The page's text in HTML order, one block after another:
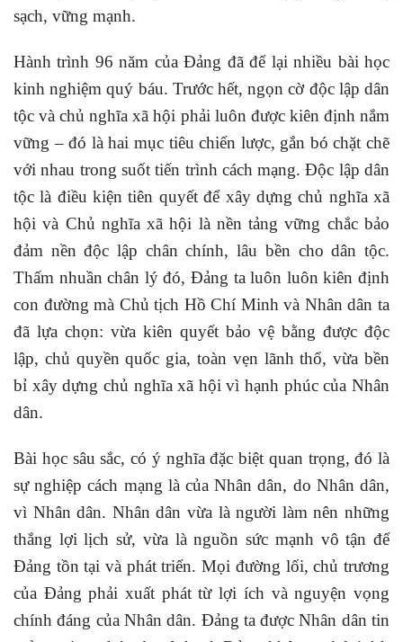
sạch, vững mạnh.
Hành trình 96 năm của Đảng đã để lại nhiều bài học
kinh nghiệm quý báu. Trước hết, ngọn cờ độc lập dân
tộc và chủ nghĩa xã hội phải luôn được kiên định nắm
vững – đó là hai mục tiêu chiến lược, gắn bó chặt chẽ
với nhau trong suốt tiến trình cách mạng. Độc lập dân
tộc là điều kiện tiên quyết để xây dựng chủ nghĩa xã
hội và Chủ nghĩa xã hội là nền tảng vững chắc bảo
đảm nền độc lập chân chính, lâu bền cho dân tộc.
Thấm nhuần chân lý đó, Đảng ta luôn luôn kiên định
con đường mà Chủ tịch Hồ Chí Minh và Nhân dân ta
đã lựa chọn: vừa kiên quyết bảo vệ bằng được độc
lập, chủ quyền quốc gia, toàn vẹn lãnh thổ, vừa bền
bỉ xây dựng chủ nghĩa xã hội vì hạnh phúc của Nhân
dân.
Bài học sâu sắc, có ý nghĩa đặc biệt quan trọng, đó là
sự nghiệp cách mạng là của Nhân dân, do Nhân dân,
vì Nhân dân. Nhân dân vừa là người làm nên những
thắng lợi lịch sử, vừa là nguồn sức mạnh vô tận để
Đảng tồn tại và phát triển. Mọi đường lối, chủ trương
của Đảng phải xuất phát từ lợi ích và nguyện vọng
chính đáng của Nhân dân. Đảng ta được Nhân dân tin